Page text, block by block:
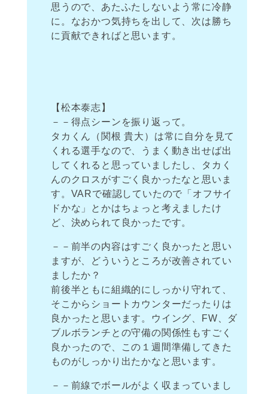
思うので、あたふたしないよう常に冷静
に。なおかつ気持ちを出して、次は勝ち
に貢献できればと思います。
【松本泰志】
－－得点シーンを振り返って。
タカくん（関根 貴大）は常に自分を見て
くれる選手なので、うまく動き出せば出
してくれると思っていましたし、タカく
んのクロスがすごく良かったなと思いま
す。VARで確認していたので「オフサイ
ドかな」とかはちょっと考えましたけ
ど、決められて良かったです。
－－前半の内容はすごく良かったと思い
ますが、どういうところが改善されてい
ましたか？
前後半ともに組織的にしっかり守れて、
そこからショートカウンターだったりは
良かったと思います。ウイング、FW、ダ
ブルボランチとの守備の関係性もすごく
良かったので、この１週間準備してきた
ものがしっかり出たかなと思います。
－－前線でボールがよく収まっていまし